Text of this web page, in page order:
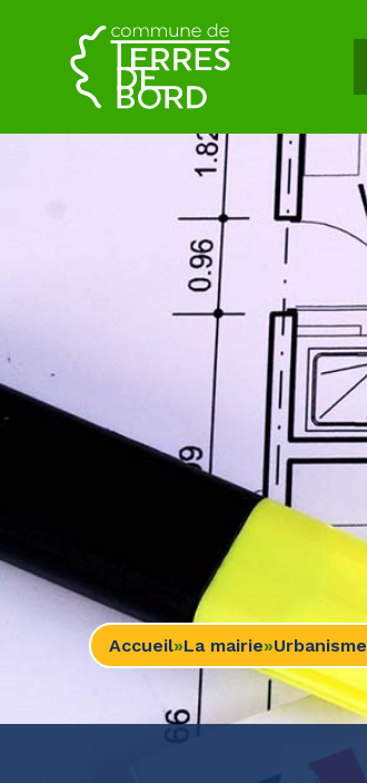
Accueil»La mairie»Urbanisme